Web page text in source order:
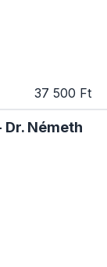
37 500 Ft
Németh